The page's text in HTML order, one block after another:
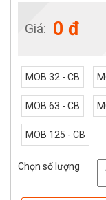
Giá: 0 đ
MOB 32 - CB
MOB 63 - CB
MOB 125 - CB
Chọn số lượng